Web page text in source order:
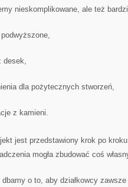
nieskomplikowane, ale też
desek,
dla pożytecznych stworzeń,
z kamieni.
jest przedstawiony krok po
mogła zbudować coś
dbamy o to, aby działkowcy